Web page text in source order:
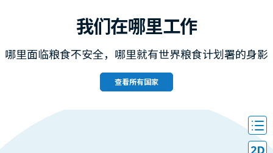
我们在哪里工作
哪里面临粮食不安全，哪里就有世界粮食计划署的身影
查看所有国家